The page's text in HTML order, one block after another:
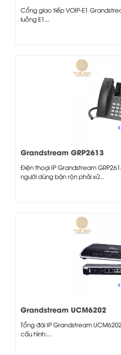
Cổng giao tiếp VOIP-E1
luồng E1...
Grandstream GRP2613
Điện thoại IP Grandstream
người dùng bận rộn phải xử...
Grandstream UCM6202
Tổng đài IP Grandstream
cấu hình:...